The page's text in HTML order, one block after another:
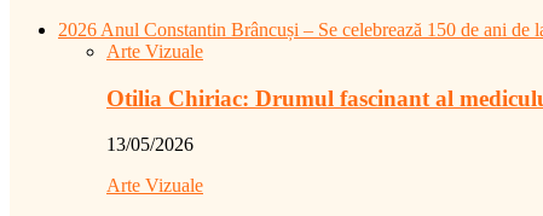
2026 Anul Constantin Brâncuși – Se celebrează 150 de ani de
Arte Vizuale
Otilia Chiriac: Drumul fascinant al
13/05/2026
Arte Vizuale